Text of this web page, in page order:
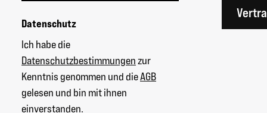
Datenschutz
Ich habe die
Datenschutzbestimmungenzur
Kenntnis genommen und dieAGB
gelesen und bin mit ihnen
einverstanden.